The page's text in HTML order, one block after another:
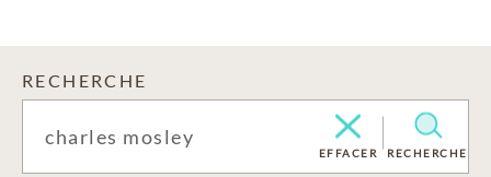
RECHERCHE
EFFACER RECHERCHE